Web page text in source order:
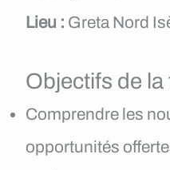
Lieu : Greta Nord
Objectifs de
Comprendre les
opportunités